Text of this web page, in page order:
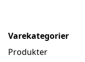
Varekategorier
Produkter